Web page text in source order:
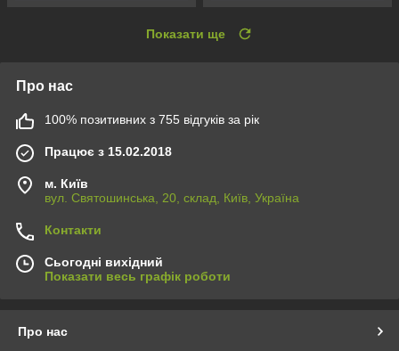
Показати ще
Про нас
100% позитивних з 755 відгуків за рік
Працює з 15.02.2018
м. Київ
вул. Святошинська, 20, склад, Київ, Україна
Контакти
Сьогодні вихідний
Показати весь графік роботи
Про нас